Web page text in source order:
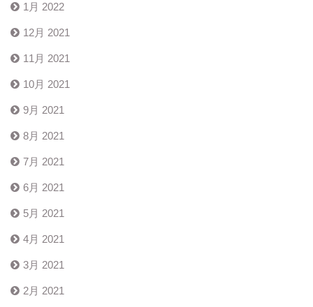
1月 2022
12月 2021
11月 2021
10月 2021
9月 2021
8月 2021
7月 2021
6月 2021
5月 2021
4月 2021
3月 2021
2月 2021